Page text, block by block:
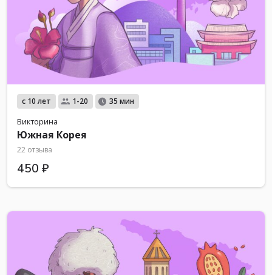
с 10 лет 1-20 35 мин
Викторина
Южная Корея
22 отзыва
450 ₽